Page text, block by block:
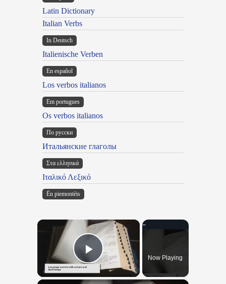
Latin Dictionary
Italian Verbs
In Deutsch
Italienische Verben
En español
Los verbos italianos
Em portugues
Os verbos italianos
По русски
Итальянские глаголы
Στα ελληνικά
Ιταλικό Λεξικό
Ën piemontèis
×
Play VideoNow Playing